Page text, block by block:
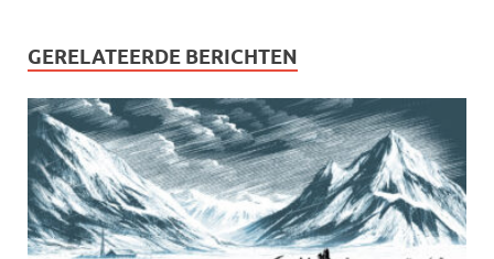
GERELATEERDE BERICHTEN